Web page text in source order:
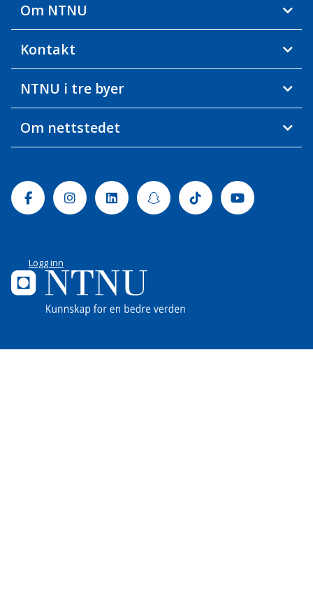
Om NTNU
Kontakt
NTNU i tre byer
Om nettstedet
FacebookInstagramLinkedinSnapchatTiktok Youtube
Logg inn